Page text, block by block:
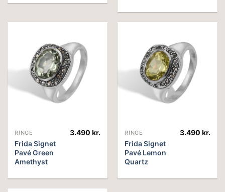
RINGE
Frida Signet
Pavé Green
Amethyst
3.490 kr. RINGE
Frida Signet
Pavé Lemon
Quartz
3.490 kr.